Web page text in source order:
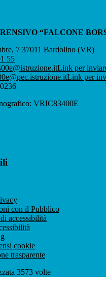
“FALCONE
7 37011 Bardolino (VR)
55
Link per
Link per
VRIC83400E
con il Pubblico
accessibilità
cookie
trasparente
3573 volte